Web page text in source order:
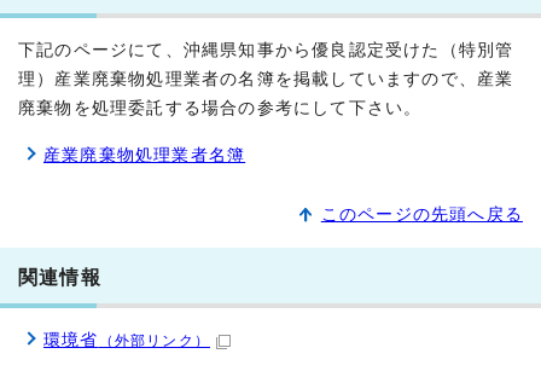
下記のページにて、沖縄県知事から優良認定受けた（特別管
理）産業廃棄物処理業者の名簿を掲載していますので、産業
廃棄物を処理委託する場合の参考にして下さい。
産業廃棄物処理業者名簿
このページの先頭へ戻る
関連情報
環境省 （外部リンク）